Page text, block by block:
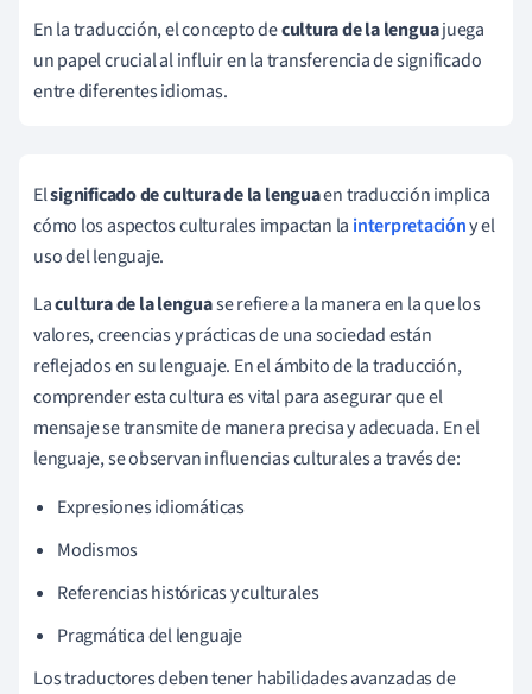
En la traducción, el concepto decultura de la lenguajuega
un papel crucial al influir en la transferencia de significado
entre diferentes idiomas.
Elsignificado de cultura de la lenguaen traducción implica
cómo los aspectos culturales impactan la interpretacióny el
uso del lenguaje.
Lacultura de la lenguase refiere a la manera en la que los
valores, creencias y prácticas de una sociedad están
reflejados en su lenguaje. En el ámbito de la traducción,
comprender esta cultura es vital para asegurar que el
mensaje se transmite de manera precisa y adecuada. En el
lenguaje, se observan influencias culturales a través de:
Expresiones idiomáticas
Modismos
Referencias históricas y culturales
Pragmática del lenguaje
Los traductores deben tener habilidades avanzadas de